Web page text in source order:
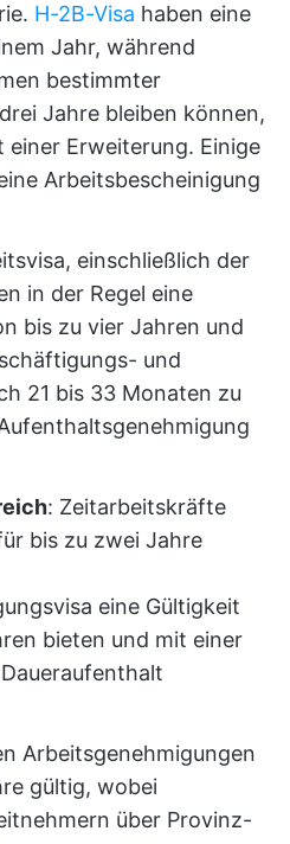
H-2B-Visa haben eine
Jahr, während
bestimmter
Jahre bleiben können,
Erweiterung. Einige
Arbeitsbescheinigung
einschließlich der
in der Regel eine
bis zu vier Jahren und
und
21 bis 33 Monaten zu
: Zeitarbeitskräfte
bis zu zwei Jahre
eine Gültigkeit
bieten und mit einer
Arbeitsgenehmigungen
gültig, wobei
über Provinz-